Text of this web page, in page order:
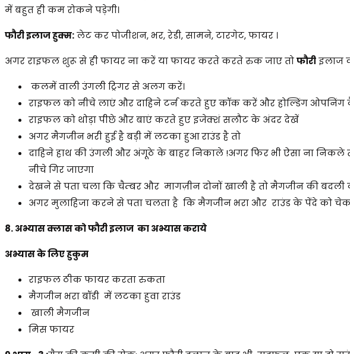
में बहुत ही कम रोकने पड़ेगी।
फौरी इलाज हुक्म:लेट कर पोजीशन, भर, रेडी, सामने, टारगेट, फायर ।
अगर राइफल शुरू से ही फायर ना करें या फायर करते करते रुक जाए तोफौरीइलाज
कलमें वाली उंगली ट्रिगर से अलग करें।
राइफल को नीचे लाएं और दाहिने टर्न करते हुए कॉक करें और होल्डिंग ओपनिंग
राइफल को थोड़ा पीछे और बाएं करते हुए इजेक्शं सलौट के अंदर देखें
अगर मैगजीन भरी हुई है बड़ी में लटका हुआ राउंड है तो
दाहिने हाथ की उंगली और अंगूठे के बाहर निकाले !अगर फिर भी ऐसा ना निकले
नीचे गिर जाएगा
देखने से पता चला कि चैम्बर और मागज़ीन दोनों खाली है तो मैगजीन की बदली
अगर मुलाहिजा करने से पता चलता है कि मैगजीन भरा और राउंड के पेंदे को
8. अभ्यासक्लास को फौरी इलाज का अभ्यास कराये
अभ्यास के लिए हुकुम
राइफल ठीक फायर करता रुकता
मैगजीन भरा बॉडी में लटका हुवा राउंड
खाली मैगजीन
मिस फायर